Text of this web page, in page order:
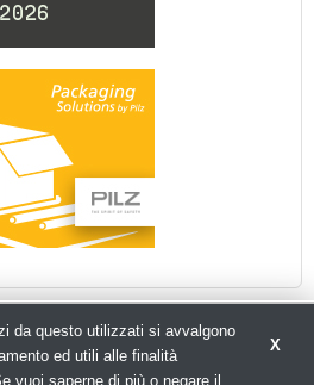
X
da questo utilizzati si avvalgono
ed utili alle finalità
vuoi saperne di più o negare il